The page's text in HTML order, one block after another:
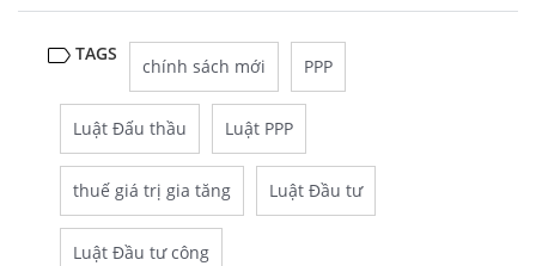
TAGS
chính sách mới PPP
Luật Đấu thầu Luật PPP
thuế giá trị gia tăng Luật Đầu tư
Luật Đầu tư công